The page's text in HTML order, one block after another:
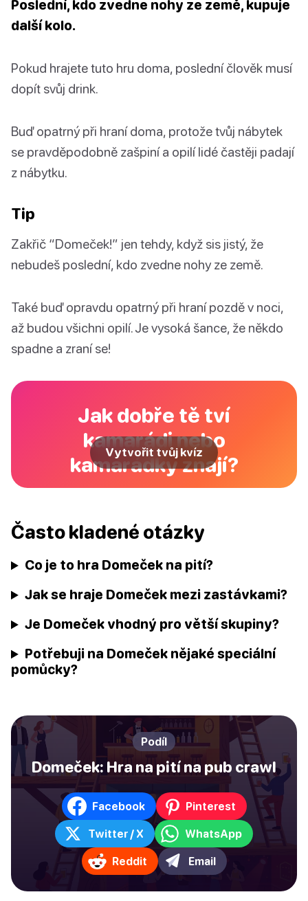
Poslední, kdo zvedne nohy ze země, kupuje
další kolo.
Pokud hrajete tuto hru doma, poslední člověk musí
dopít svůj drink.
Buď opatrný při hraní doma, protože tvůj nábytek
se pravděpodobně zašpiní a opilí lidé častěji padají
z nábytku.
Tip
Zakřič “Domeček!” jen tehdy, když sis jistý, že
nebudeš poslední, kdo zvedne nohy ze země.
Také buď opravdu opatrný při hraní pozdě v noci,
až budou všichni opilí. Je vysoká šance, že někdo
spadne a zraní se!
Jak dobře tě tví
kamarádi nebo
kamarádky znají?
Vytvořit tvůj kvíz
Často kladené otázky
Co je to hra Domeček na pití?
Jak se hraje Domeček mezi zastávkami?
Je Domeček vhodný pro větší skupiny?
Potřebuji na Domeček nějaké speciální
pomůcky?
Podíl
Domeček: Hra na pití na pub crawl
Facebook Pinterest
Twitter / X WhatsApp
Reddit Email